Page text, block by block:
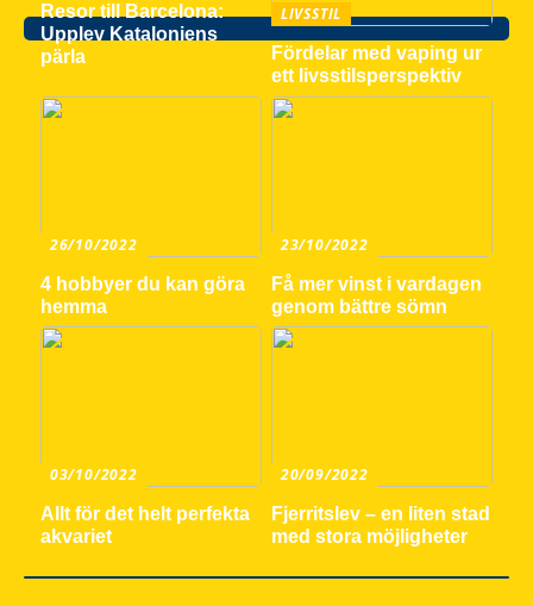
Resor till Barcelona:
Upplev Kataloniens
pärla
LIVSSTIL
Fördelar med vaping ur
ett livsstilsperspektiv
26/10/2022
4 hobbyer du kan göra
hemma
23/10/2022
Få mer vinst i vardagen
genom bättre sömn
03/10/2022
Allt för det helt perfekta
akvariet
20/09/2022
Fjerritslev – en liten stad
med stora möjligheter